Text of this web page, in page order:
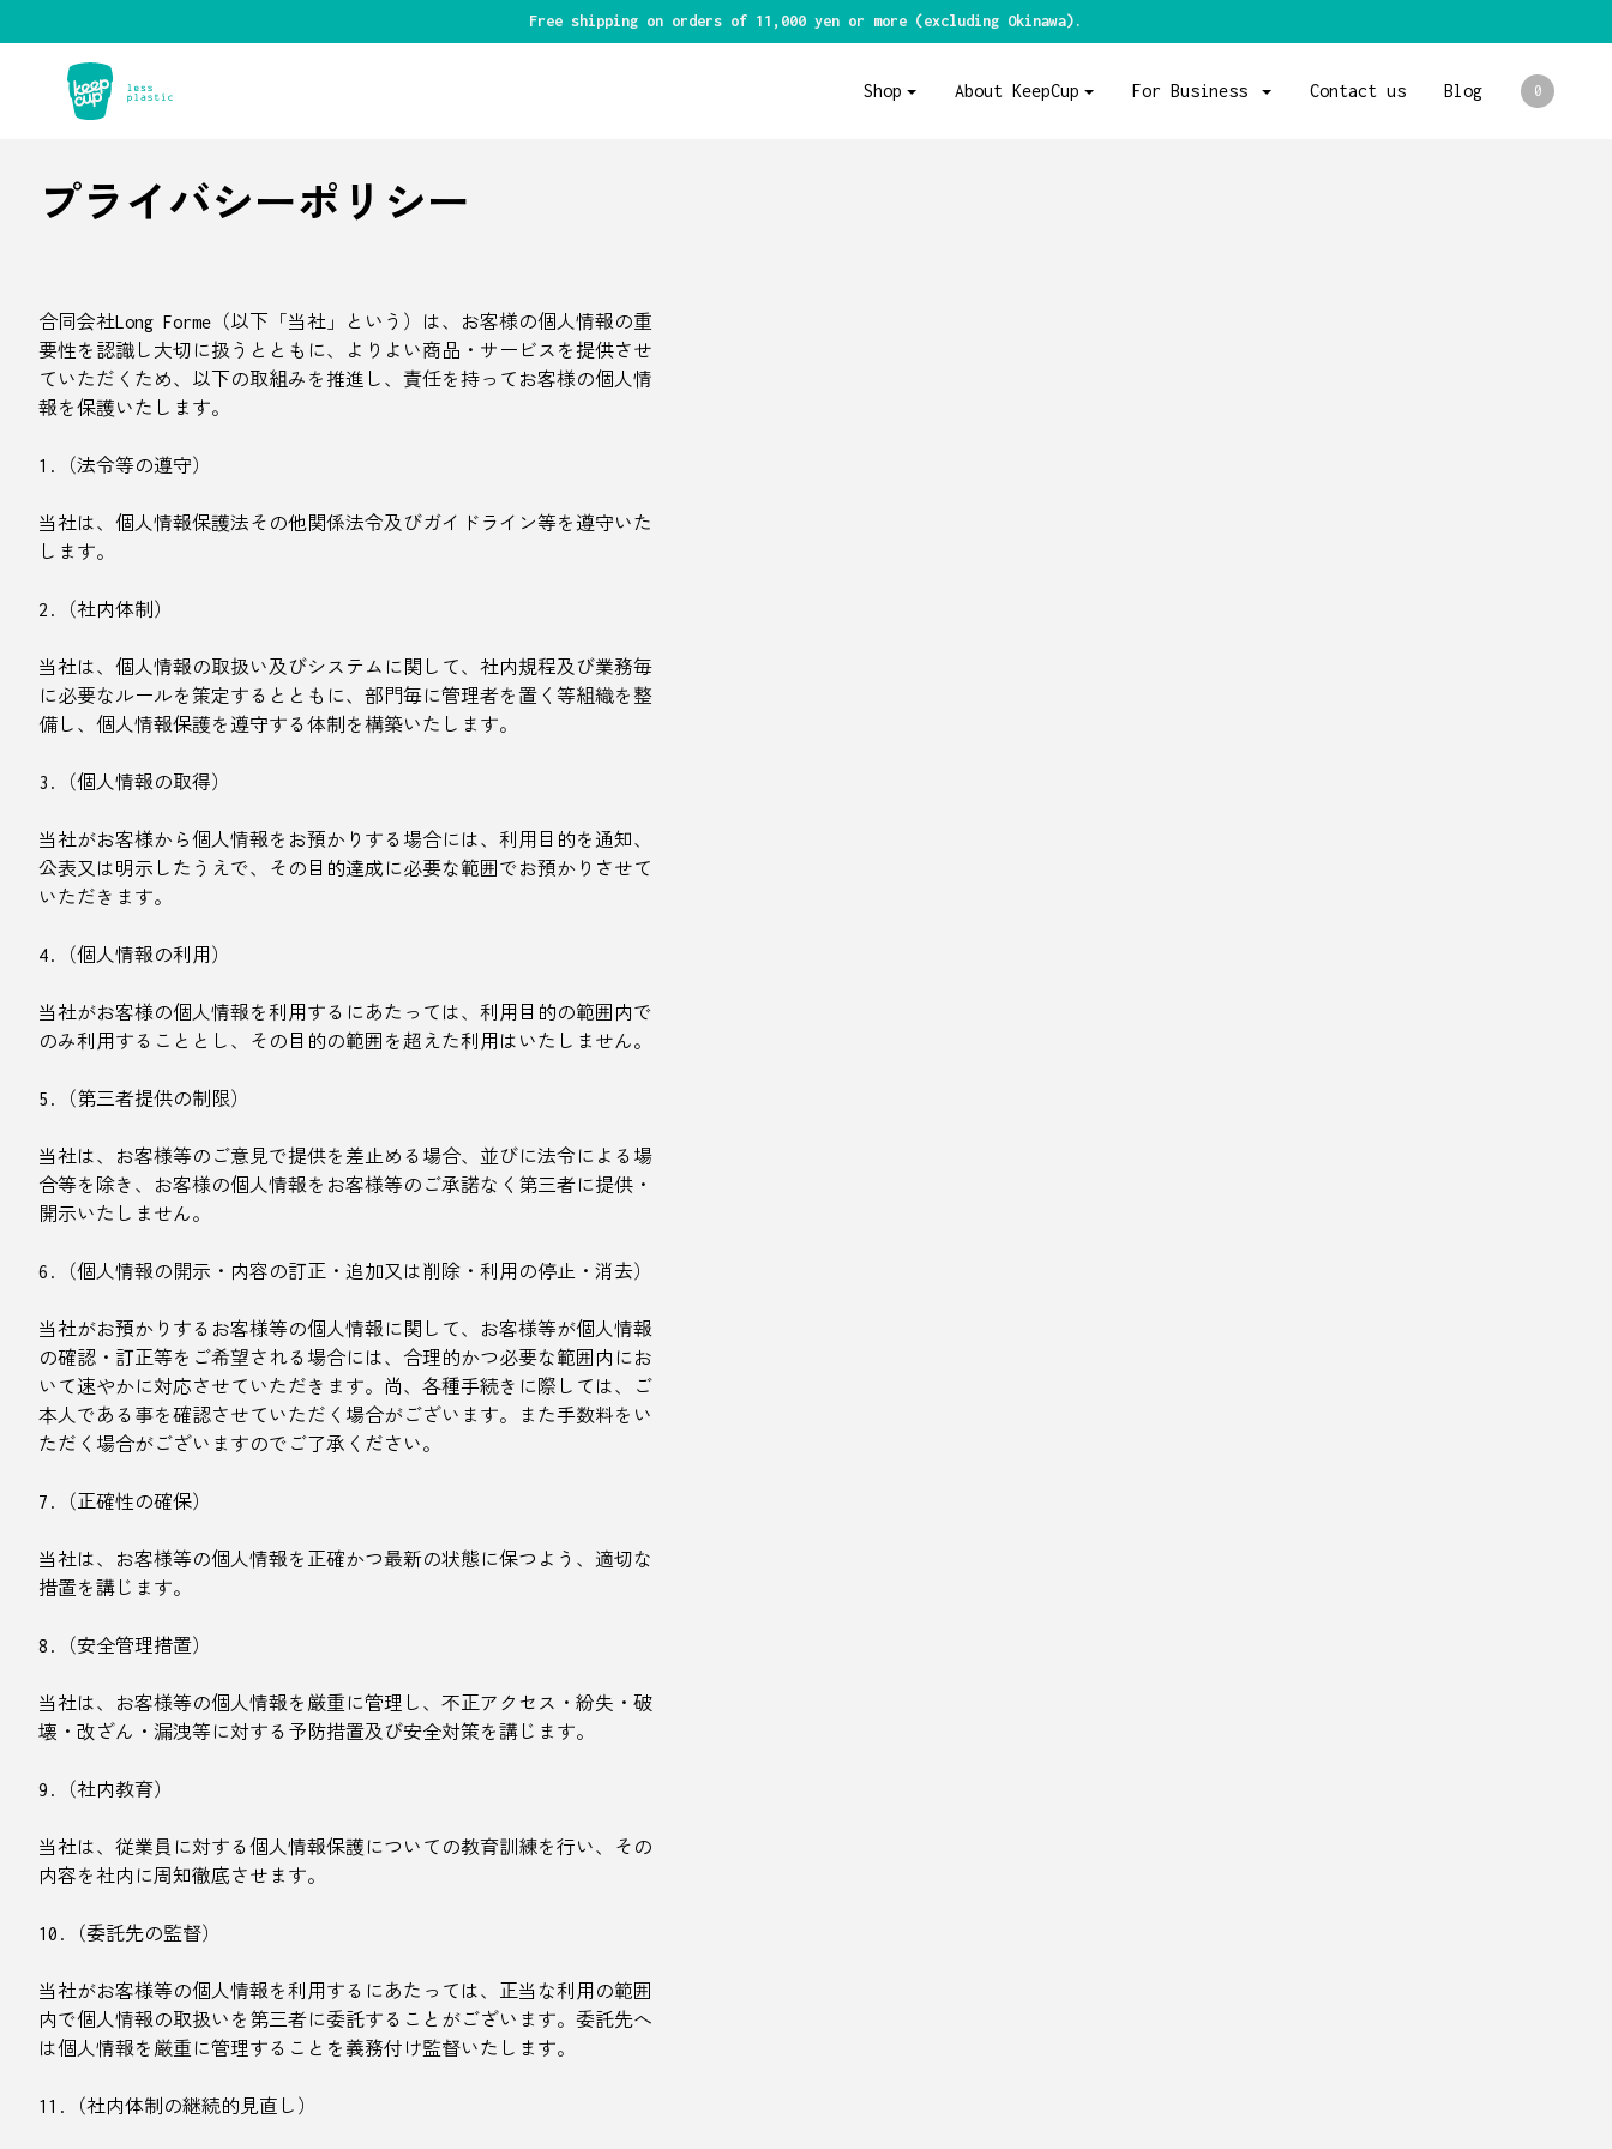
Free shipping on orders of 11,000 yen or more (excluding Okinawa).
Shop About KeepCup For Business Contact us Blog 0
プライバシーポリシー
合同会社Long Forme（以下「当社」という）は、お客様の個人情報の重
要性を認識し大切に扱うとともに、よりよい商品・サービスを提供させ
ていただくため、以下の取組みを推進し、責任を持ってお客様の個人情
報を保護いたします。
1.（法令等の遵守）
当社は、個人情報保護法その他関係法令及びガイドライン等を遵守いた
します。
2.（社内体制）
当社は、個人情報の取扱い及びシステムに関して、社内規程及び業務毎
に必要なルールを策定するとともに、部門毎に管理者を置く等組織を整
備し、個人情報保護を遵守する体制を構築いたします。
3.（個人情報の取得）
当社がお客様から個人情報をお預かりする場合には、利用目的を通知、
公表又は明示したうえで、その目的達成に必要な範囲でお預かりさせて
いただきます。
4.（個人情報の利用）
当社がお客様の個人情報を利用するにあたっては、利用目的の範囲内で
のみ利用することとし、その目的の範囲を超えた利用はいたしません。
5.（第三者提供の制限）
当社は、お客様等のご意見で提供を差止める場合、並びに法令による場
合等を除き、お客様の個人情報をお客様等のご承諾なく第三者に提供・
開示いたしません。
6.（個人情報の開示・内容の訂正・追加又は削除・利用の停止・消去）
当社がお預かりするお客様等の個人情報に関して、お客様等が個人情報
の確認・訂正等をご希望される場合には、合理的かつ必要な範囲内にお
いて速やかに対応させていただきます。尚、各種手続きに際しては、ご
本人である事を確認させていただく場合がございます。また手数料をい
ただく場合がございますのでご了承ください。
7.（正確性の確保）
当社は、お客様等の個人情報を正確かつ最新の状態に保つよう、適切な
措置を講じます。
8.（安全管理措置）
当社は、お客様等の個人情報を厳重に管理し、不正アクセス・紛失・破
壊・改ざん・漏洩等に対する予防措置及び安全対策を講じます。
9.（社内教育）
当社は、従業員に対する個人情報保護についての教育訓練を行い、その
内容を社内に周知徹底させます。
10.（委託先の監督）
当社がお客様等の個人情報を利用するにあたっては、正当な利用の範囲
内で個人情報の取扱いを第三者に委託することがございます。委託先へ
は個人情報を厳重に管理することを義務付け監督いたします。
11.（社内体制の継続的見直し）